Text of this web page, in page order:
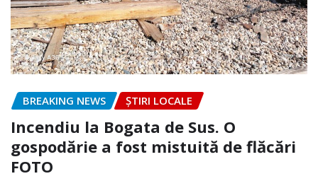
BREAKING NEWS ȘTIRI LOCALE
Incendiu la Bogata de Sus. O
gospodărie a fost mistuită de flăcări
FOTO